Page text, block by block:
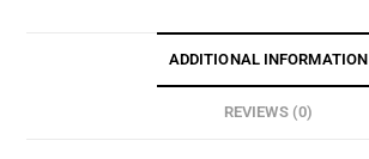
ADDITIONAL INFORMATION
REVIEWS (0)